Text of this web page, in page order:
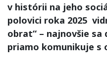
v histórii na jeho
polovici roka 2025
obrat“ – najnovšie sa
priamo komunikuje s